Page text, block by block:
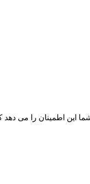
این اطمینان را می دهد